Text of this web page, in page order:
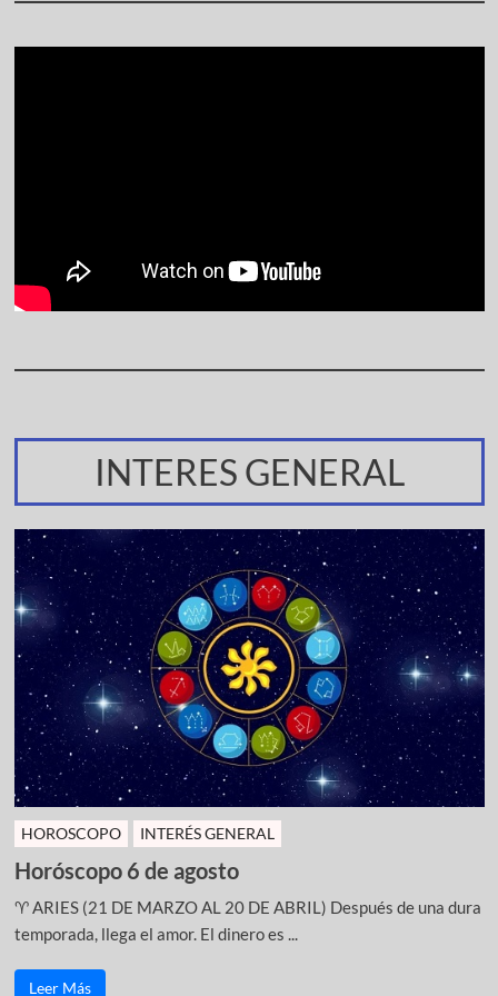
INTERES GENERAL
HOROSCOPO INTERÉS GENERAL
Horóscopo 6 de agosto
♈ ARIES (21 DE MARZO AL 20 DE ABRIL) Después de una dura
temporada, llega el amor. El dinero es ...
Leer Más